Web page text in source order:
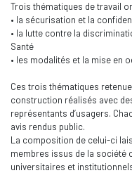
Trois thématiques de travail
• la sécurisation et la
• la lutte contre la
Santé
• les modalités et la mise en
Ces trois thématiques
construction réalisés avec
représentants d’usagers.
avis rendus public.
La composition de celui-ci
membres issus de la société
universitaires et